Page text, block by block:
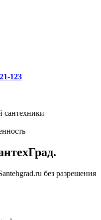
123
сантехники
без разрешения